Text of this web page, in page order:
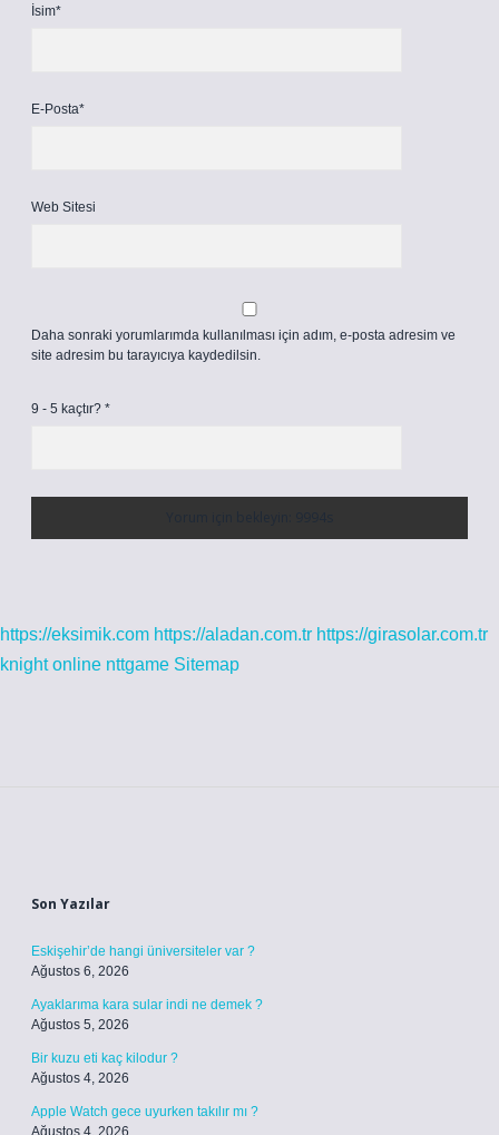
İsim*
E-Posta*
Web Sitesi
Daha sonraki yorumlarımda kullanılması için adım, e-posta adresim ve
site adresim bu tarayıcıya kaydedilsin.
9 - 5 kaçtır? *
https://eksimik.com https://aladan.com.tr https://girasolar.com.tr
knight online nttgame Sitemap
Son Yazılar
Eskişehir’de hangi üniversiteler var ?
Ağustos 6, 2026
Ayaklarıma kara sular indi ne demek ?
Ağustos 5, 2026
Bir kuzu eti kaç kilodur ?
Ağustos 4, 2026
Apple Watch gece uyurken takılır mı ?
Ağustos 4, 2026